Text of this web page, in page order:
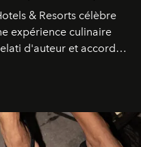
& Resorts célèbre
expérience culinaire
d'auteur et accords